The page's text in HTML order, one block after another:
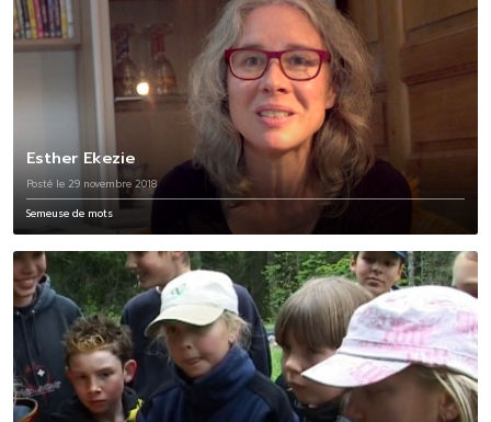
Esther Ekezie
Posté le 29 novembre 2018
Semeuse de mots